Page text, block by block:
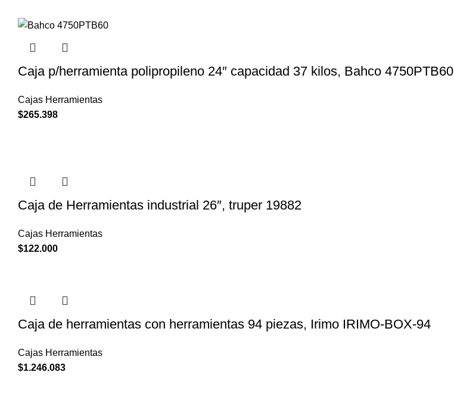
Caja p/herramienta polipropileno 24″ capacidad 37 kilos, Bahco 4750PTB60
Cajas Herramientas
$265.398
Caja de Herramientas industrial 26″, truper 19882
Cajas Herramientas
$122.000
Caja de herramientas con herramientas 94 piezas, Irimo IRIMO-BOX-94
Cajas Herramientas
$1.246.083